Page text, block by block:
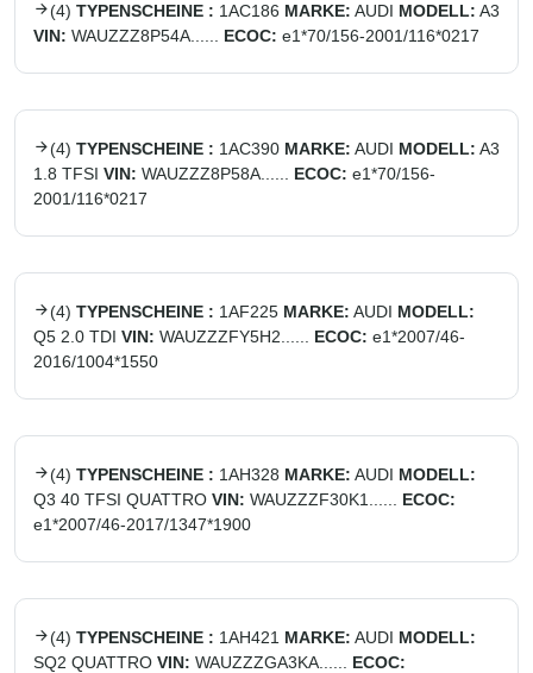
(4) TYPENSCHEINE : 1AC186 MARKE: AUDI MODELL: A3
VIN: WAUZZZ8P54A...... ECOC: e1*70/156-2001/116*0217
(4) TYPENSCHEINE : 1AC390 MARKE: AUDI MODELL: A3
1.8 TFSI VIN: WAUZZZ8P58A...... ECOC: e1*70/156-
2001/116*0217
(4) TYPENSCHEINE : 1AF225 MARKE: AUDI MODELL:
Q5 2.0 TDI VIN: WAUZZZFY5H2...... ECOC: e1*2007/46-
2016/1004*1550
(4) TYPENSCHEINE : 1AH328 MARKE: AUDI MODELL:
Q3 40 TFSI QUATTRO VIN: WAUZZZF30K1......
ECOC:
e1*2007/46-2017/1347*1900
(4) TYPENSCHEINE : 1AH421 MARKE: AUDI MODELL:
SQ2 QUATTRO VIN: WAUZZZGA3KA......
ECOC: